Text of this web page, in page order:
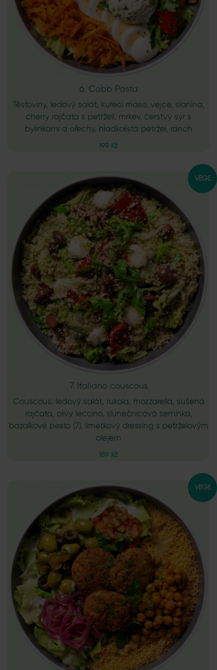
6. Cobb Pasta
Těstoviny, ledový salát, kuřecí maso, vejce, slanina,
cherry rajčata s petrželí, mrkev, čerstvý sýr s
bylinkami a ořechy, hladkolistá petržel, ranch
199 Kč
VEGE
7. Italiano couscous
Couscous, ledový salát, rukola, mozzarella, sušená
rajčata, olivy leccino, slunečnicová semínka,
bazalkové pesto (7), limetkový dressing s petrželovým
olejem
189 Kč
VEGE